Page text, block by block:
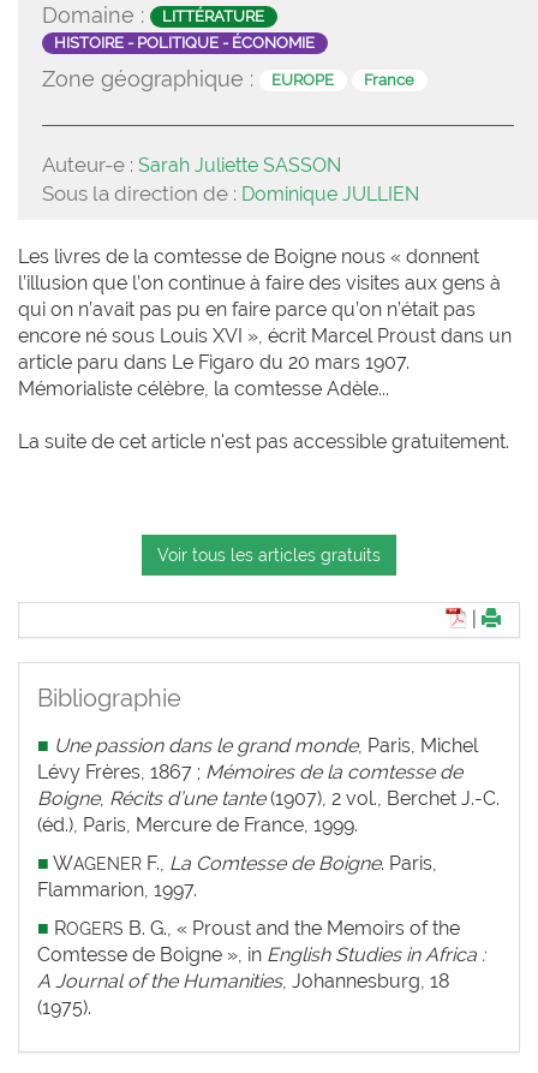
Domaine :
LITTÉRATURE
HISTOIRE - POLITIQUE - ÉCONOMIE
Zone géographique : EUROPE France
Auteur-e : Sarah Juliette SASSON
Sous la direction de : Dominique JULLIEN
Les livres de la comtesse de Boigne nous « donnent
l’illusion que l’on continue à faire des visites aux gens à
qui on n’avait pas pu en faire parce qu’on n’était pas
encore né sous Louis XVI », écrit Marcel Proust dans un
article paru dans Le Figaro du 20 mars 1907.
Mémorialiste célèbre, la comtesse Adèle...
La suite de cet article n'est pas accessible gratuitement.
Voir tous les articles gratuits
Bibliographie
■ Une passion dans le grand monde, Paris, Michel
Lévy Frères, 1867 ; Mémoires de la comtesse de
Boigne, Récits d’une tante(1907), 2 vol., Berchet J.-C.
(éd.), Paris, Mercure de France, 1999.
■ WAGENER F., La Comtesse de Boigne. Paris,
Flammarion, 1997.
■ ROGERS B. G., « Proust and the Memoirs of the
Comtesse de Boigne », in English Studies in Africa :
A Journal of the Humanities, Johannesburg, 18
(1975).